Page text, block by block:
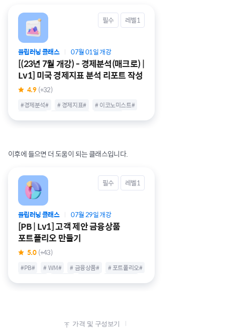
필수 레벨1
플립러닝 클래스 | 07월 01일 개강
[(23년 7월 개강) - 경제분석(매크로) |
Lv1] 미국 경제지표 분석 리포트 작성
4.9 (+32)
#경제분석# # 경제지표#
# 이코노미스트#
이후에 들으면 더 도움이 되는 클래스입니다.
필수 레벨1
플립러닝 클래스 | 07월 29일 개강
[PB | Lv1] 고객 제안 금융상품
포트폴리오 만들기
5.0 (+43)
#PB# # WM# # 금융상품#
# 포트폴리오#
가격 및 구성보기